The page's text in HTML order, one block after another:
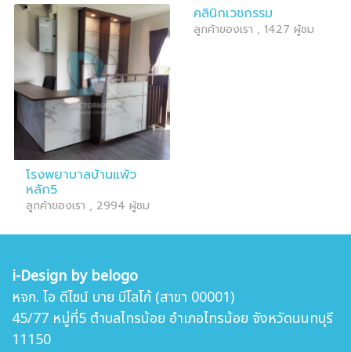
คลินิกเวชกรรม
ลูกค้าของเรา , 1427 ผู้ชม
โรงพยาบาลบ้านแพ้ว
หลัก5
ลูกค้าของเรา , 2994 ผู้ชม
i-Design by belogo
หจก. ไอ ดีไซน์ บาย บีโลโก้ (สาขา 00001)
45/77 หมู่ที่5 ตำบลไทรน้อย อำเภอไทรน้อย จังหวัดนนทบุรี
11150